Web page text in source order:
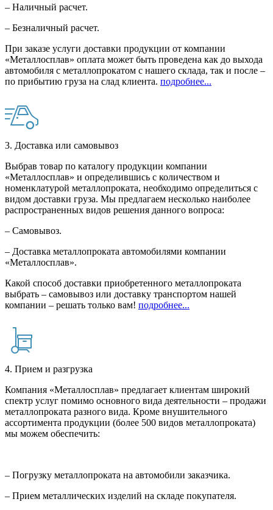
– Наличный расчет.
– Безналичный расчет.
При заказе услуги доставки продукции от компании
«Металлосплав» оплата может быть проведена как до выхода
автомобиля с металлопрокатом с нашего склада, так и после –
по прибытию груза на слад клиента. подробнее...
3. Доставка или самовывоз
Выбрав товар по каталогу продукции компании
«Металлосплав» и определившись с количеством и
номенклатурой металлопроката, необходимо определиться с
видом доставки груза. Мы предлагаем несколько наиболее
распространенных видов решения данного вопроса:
– Самовывоз.
– Доставка металлопроката автомобилями компании
«Металлосплав».
Какой способ доставки приобретенного металлопроката
выбрать – самовывоз или доставку транспортом нашей
компании – решать только вам! подробнее...
4. Прием и разгрузка
Компания «Металлосплав» предлагает клиентам широкий
спектр услуг помимо основного вида деятельности – продажи
металлопроката разного вида. Кроме внушительного
ассортимента продукции (более 500 видов металлопроката)
мы можем обеспечить:
– Погрузку металлопроката на автомобили заказчика.
– Прием металлических изделий на складе покупателя.